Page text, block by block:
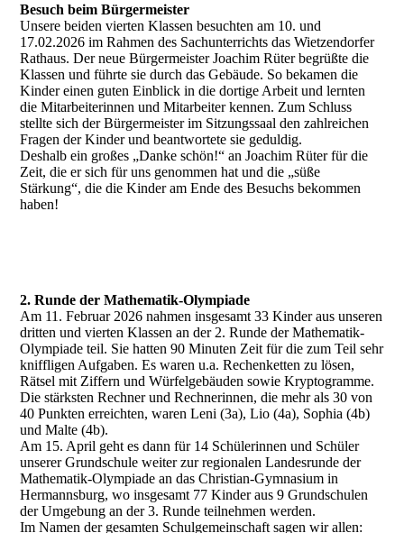
Besuch beim Bürgermeister
Unsere beiden vierten Klassen besuchten am 10. und
17.02.2026 im Rahmen des Sachunterrichts das Wietzendorfer
Rathaus. Der neue Bürgermeister Joachim Rüter begrüßte die
Klassen und führte sie durch das Gebäude. So bekamen die
Kinder einen guten Einblick in die dortige Arbeit und lernten
die Mitarbeiterinnen und Mitarbeiter kennen. Zum Schluss
stellte sich der Bürgermeister im Sitzungssaal den zahlreichen
Fragen der Kinder und beantwortete sie geduldig.
Deshalb ein großes „Danke schön!“ an Joachim Rüter für die
Zeit, die er sich für uns genommen hat und die „süße
Stärkung“, die die Kinder am Ende des Besuchs bekommen
haben!
2. Runde der Mathematik-Olympiade
Am 11. Februar 2026 nahmen insgesamt 33 Kinder aus unseren
dritten und vierten Klassen an der 2. Runde der Mathematik-
Olympiade teil. Sie hatten 90 Minuten Zeit für die zum Teil sehr
kniffligen Aufgaben. Es waren u.a. Rechenketten zu lösen,
Rätsel mit Ziffern und Würfelgebäuden sowie Kryptogramme.
Die stärksten Rechner und Rechnerinnen, die mehr als 30 von
40 Punkten erreichten, waren Leni (3a), Lio (4a), Sophia (4b)
und Malte (4b).
Am 15. April geht es dann für 14 Schülerinnen und Schüler
unserer Grundschule weiter zur regionalen Landesrunde der
Mathematik-Olympiade an das Christian-Gymnasium in
Hermannsburg, wo insgesamt 77 Kinder aus 9 Grundschulen
der Umgebung an der 3. Runde teilnehmen werden.
Im Namen der gesamten Schulgemeinschaft sagen wir allen: